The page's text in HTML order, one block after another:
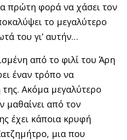
πρώτη φορά να χάσει τον
το μεγαλύτερο
του γι’ αυτήν…
από το φιλί του Άρη
έναν τρόπο να
της. Ακόμα μεγαλύτερο
μαθαίνει από τον
έχει κάποια κρυφή
μια που